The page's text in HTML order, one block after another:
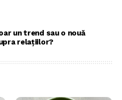
un trend sau o nouă
relațiilor?